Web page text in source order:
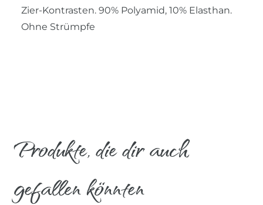
Zier-Kontrasten. 90% Polyamid, 10% Elasthan.
Ohne Strümpfe
Produkte, die dir auch
gefallen könnten